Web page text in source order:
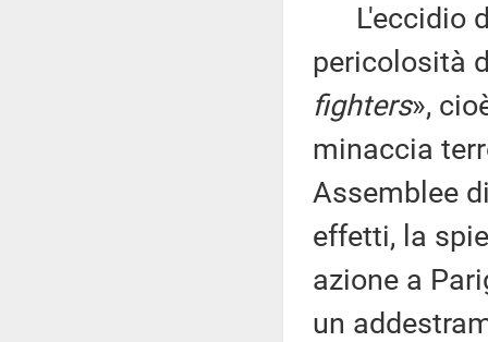
L'eccidio
pericolosità
fighters»,
minaccia
Assemblee
effetti, la
azione a
un